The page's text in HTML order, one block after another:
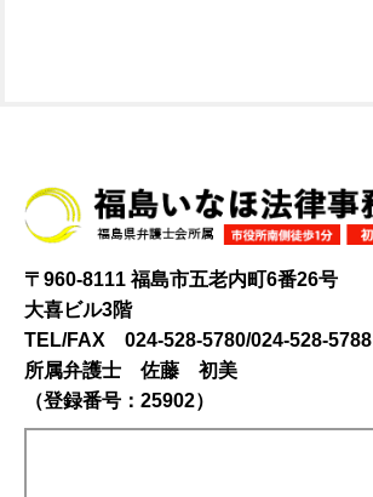
〒960-8111 福島市五老内町6番26号
大喜ビル3階
TEL/FAX 024-528-5780/024-528-5788
所属弁護士 佐藤 初美
（登録番号：25902）